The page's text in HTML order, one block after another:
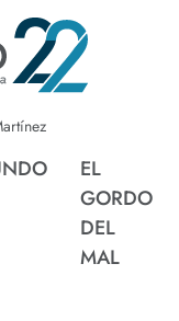
EL
GORDO
DEL
MAL